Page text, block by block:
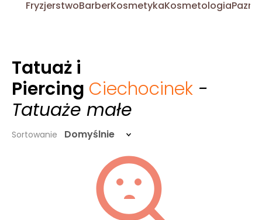
FryzjerstwoBarberKosmetykaKosmetologia
Tatuaż i
Piercing Ciechocinek -
Tatuaże małe
Sortowanie Domyślnie